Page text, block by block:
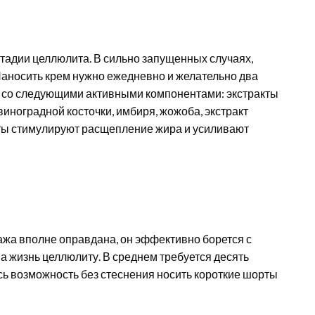
целлюлита. В сильно запущенных случаях,
крем нужно ежедневно и желательно два
следующими активными компонентами: экстракты
косточки, имбиря, жожоба, экстракт
стимулируют расщепление жира и усиливают
вполне оправдана, он эффективно борется с
целлюлиту. В среднем требуется десять
без стеснения носить короткие шорты